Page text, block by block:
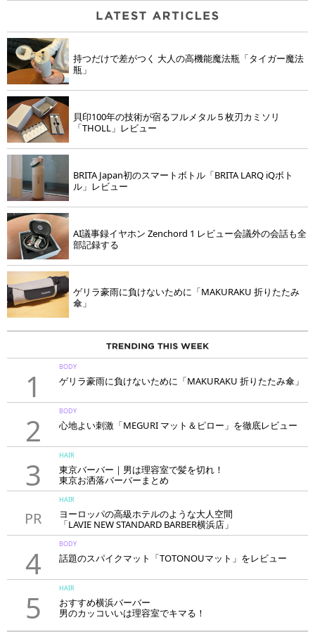
持つだけで差がつく 大人の高機能魔法瓶「タイガー魔法
瓶」
貝印100年の技術が宿るフルメタル５枚刃カミソリ
「THOLL」レビュー
BRITA Japan初のスマートボトル「BRITA LARQ iQボト
ル」レビュー
AI議事録イヤホン Zenchord 1 レビュー会議外の会話も全
部記録する
ゲリラ豪雨に負けないために「MAKURAKU 折りたたみ
傘」
1
BODY
ゲリラ豪雨に負けないために「MAKURAKU 折りたたみ傘」
2
BODY
心地よい刺激「MEGURI マット＆ピロー」を徹底レビュー
3
HAIR
東京バーバー｜男は理容室で髪を切れ！
東京お洒落バーバーまとめ
PR
HAIR
ヨーロッパの高級ホテルのような大人空間
「LAVIE NEW STANDARD BARBER横浜店」
4
BODY
話題のスパイクマット「TOTONOUマット」をレビュー
5
HAIR
おすすめ横浜バーバー
男のカッコいいは理容室でキマる！